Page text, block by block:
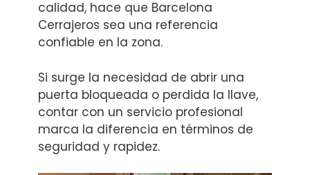
calidad, hace que Barcelona
Cerrajeros sea una referencia
confiable en la zona.
Si surge la necesidad de abrir una
puerta bloqueada o perdida la llave,
contar con un servicio profesional
marca la diferencia en términos de
seguridad y rapidez.